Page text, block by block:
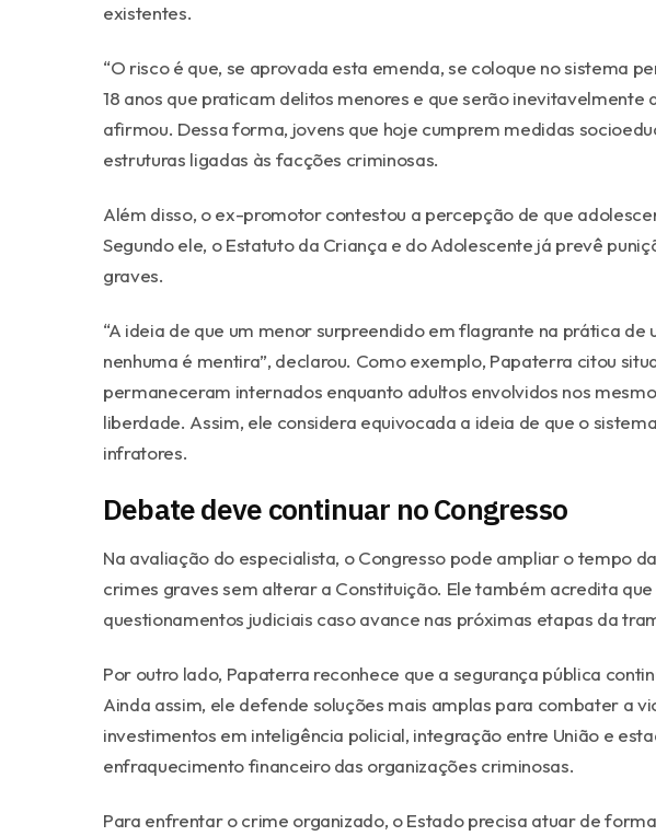
existentes.
“O risco é que, se aprovada esta emenda, se coloque no sistema
18 anos que praticam delitos menores e que serão inevitavelmente
afirmou. Dessa forma, jovens que hoje cumprem medidas
estruturas ligadas às facções criminosas.
Além disso, o ex-promotor contestou a percepção de que
Segundo ele, o Estatuto da Criança e do Adolescente já prevê
graves.
“A ideia de que um menor surpreendido em flagrante na prática de
nenhuma é mentira”, declarou. Como exemplo, Papaterra citou
permaneceram internados enquanto adultos envolvidos nos
liberdade. Assim, ele considera equivocada a ideia de que o
infratores.
Debate deve continuar no Congresso
Na avaliação do especialista, o Congresso pode ampliar o tempo
crimes graves sem alterar a Constituição. Ele também acredita
questionamentos judiciais caso avance nas próximas etapas da
Por outro lado, Papaterra reconhece que a segurança pública
Ainda assim, ele defende soluções mais amplas para combater a
investimentos em inteligência policial, integração entre União e
enfraquecimento financeiro das organizações criminosas.
Para enfrentar o crime organizado, o Estado precisa atuar de